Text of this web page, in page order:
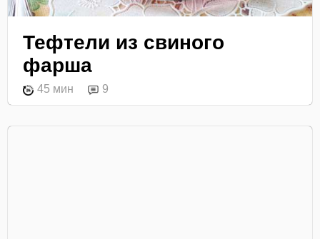
Тефтели из свиного
фарша
45 мин 9